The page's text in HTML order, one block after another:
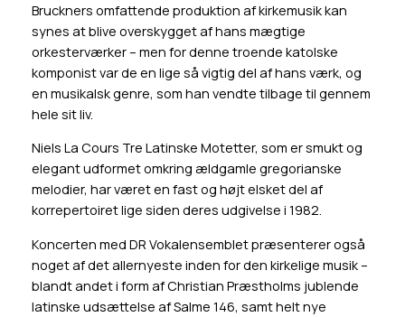
Bruckners omfattende produktion af kirkemusik kan
synes at blive overskygget af hans mægtige
orkesterværker – men for denne troende katolske
komponist var de en lige så vigtig del af hans værk, og
en musikalsk genre, som han vendte tilbage til gennem
hele sit liv.
Niels La Cours Tre Latinske Motetter, som er smukt og
elegant udformet omkring ældgamle gregorianske
melodier, har været en fast og højt elsket del af
korrepertoiret lige siden deres udgivelse i 1982.
Koncerten med DR Vokalensemblet præsenterer også
noget af det allernyeste inden for den kirkelige musik –
blandt andet i form af Christian Præstholms jublende
latinske udsættelse af Salme 146, samt helt nye